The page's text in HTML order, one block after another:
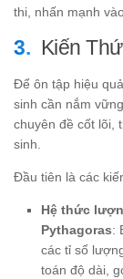
thi, nhấn mạnh
Kiến
Để ôn tập hiệu
sinh cần nắm
chuyên đề cốt lõi,
sinh.
Đầu tiên là các
Hệ thức
Pythagoras:
các tỉ số
toán độ dài,